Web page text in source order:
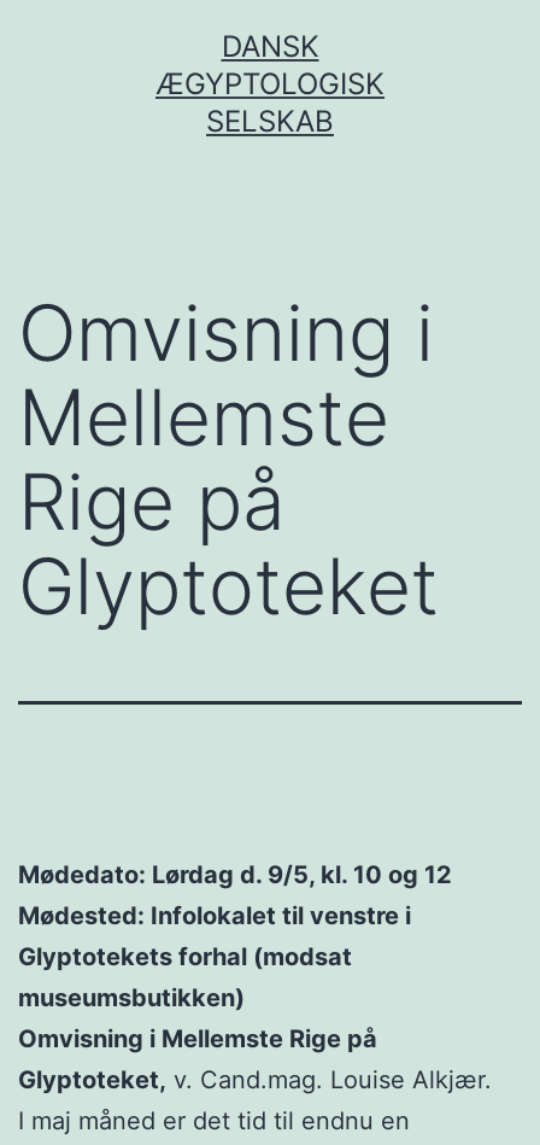
DANSK
ÆGYPTOLOGISK
SELSKAB
Omvisning i
Mellemste
Rige på
Glyptoteket
Mødedato: Lørdag d. 9/5, kl. 10 og 12
Mødested: Infolokalet til venstre i
Glyptotekets forhal (modsat
museumsbutikken)
Omvisning i Mellemste Rige på
Glyptoteket, v. Cand.mag. Louise Alkjær.
I maj måned er det tid til endnu en